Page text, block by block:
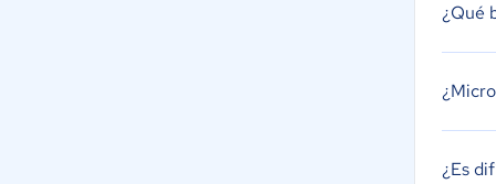
¿Qué
¿Es